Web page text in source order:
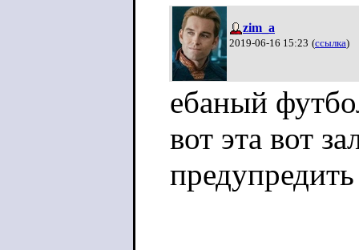
zim_a
2019-06-16 15:23 (ссылка)
ебаный
вот эта вот